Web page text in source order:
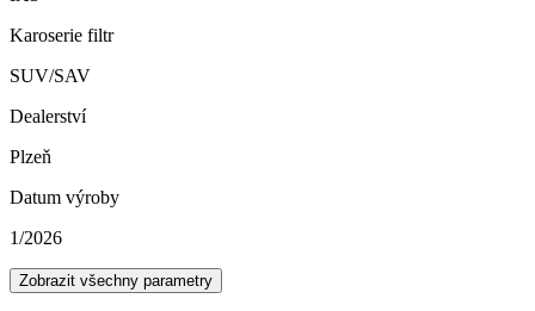
Karoserie filtr
SUV/SAV
Dealerství
Plzeň
Datum výroby
1/2026
Zobrazit všechny parametry